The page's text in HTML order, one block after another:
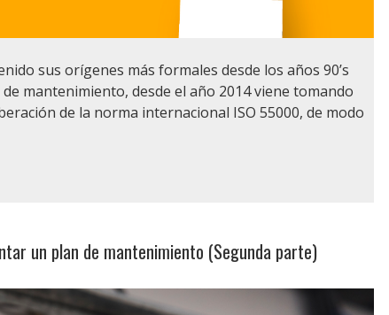
sus orígenes más formales desde los años 90’s
mantenimiento, desde el año 2014 viene tomando
de la norma internacional ISO 55000, de modo
un plan de mantenimiento (Segunda parte)